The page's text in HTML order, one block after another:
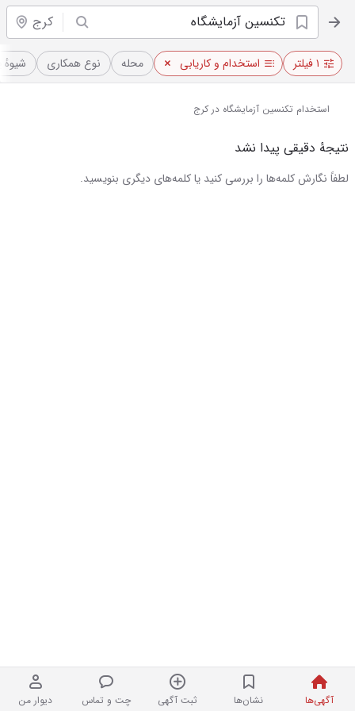
کرج
آگهی‌ها نشان‌ها ثبت آگهی چت و تماس دیوار من
۱ فیلتر استخدام و کاریابی محله نوع همکاری
استخدام تکنسین آزمایشگاه در کرج
نتیجهٔ دقیقی پیدا نشد
لطفاً نگارش کلمه‌ها را بررسی کنید یا کلمه‌های دیگری بنویسید.